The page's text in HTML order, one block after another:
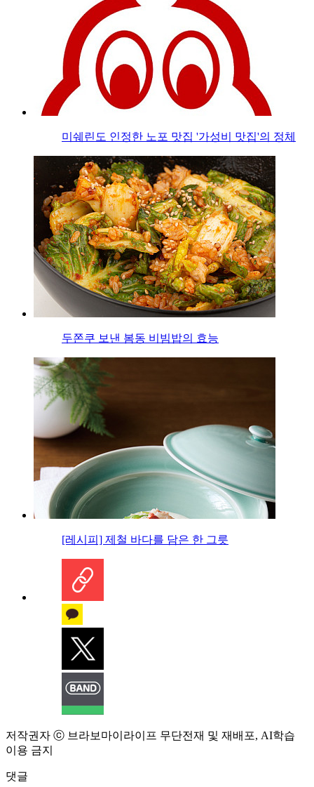
미쉐린도 인정한 노포 맛집 '가성비 맛집'의 정체
두쫀쿠 보낸 봄동 비빔밥의 효능
[레시피] 제철 바다를 담은 한 그릇
저작권자 ⓒ 브라보마이라이프 무단전재 및 재배포, AI학습
이용 금지
댓글